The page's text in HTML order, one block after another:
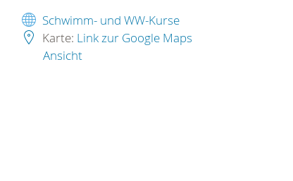
Schwimm- und WW-Kurse
Karte: Link zur Google Maps
Ansicht